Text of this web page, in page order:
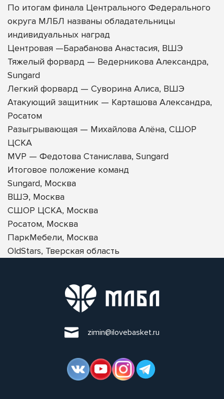
По итогам финала Центрального Федерального
округа МЛБЛ названы обладательницы
индивидуальных наград
Центровая —Барабанова Анастасия, ВШЭ
Тяжелый форвард — Ведерникова Александра,
Sungard
Легкий форвард — Суворина Алиса, ВШЭ
Атакующий защитник — Карташова Александра,
Росатом
Разыгрывающая — Михайлова Алёна, СШОР
ЦСКА
MVP — Федотова Станислава, Sungard
Итоговое положение команд
Sungard, Москва
ВШЭ, Москва
СШОР ЦСКА, Москва
Росатом, Москва
ПаркМебели, Москва
OldStars, Тверская область
zimin@ilovebasket.ru